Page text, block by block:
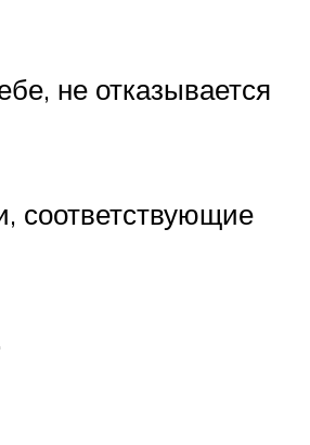
не отказывается
соответствующие